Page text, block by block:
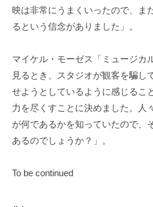
映は非常にうまくいったので、ま
るという信念がありました」。
マイケル・モーゼス「ミュージカ
見るとき、スタジオが観客を騙し
せようとしているように感じるこ
力を尽くすことに決めました。人
が何であるかを知っていたので、
あるのでしょうか？」。
To be continued